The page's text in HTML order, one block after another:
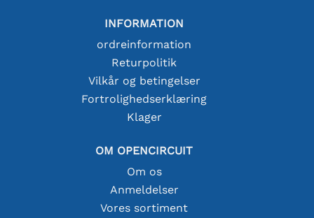
INFORMATION
ordreinformation
Returpolitik
Vilkår og betingelser
Fortrolighedserklæring
Klager
OM OPENCIRCUIT
Om os
Anmeldelser
Vores sortiment